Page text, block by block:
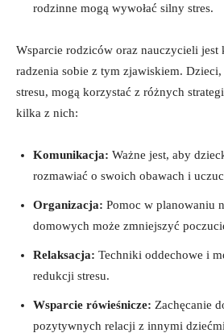
rodzinne mogą wywołać silny stres.
Wsparcie rodziców oraz nauczycieli ‍jest
radzenia sobie z tym ‍zjawiskiem.
stresu, mogą korzystać z różnych
kilka z ‍nich:
Komunikacja: ⁢Ważne jest, aby
rozmawiać o swoich obawach i
Organizacja: Pomoc w planowaniu
domowych może zmniejszyć
Relaksacja: Techniki oddechowe i
redukcji stresu.
Wsparcie rówieśnicze: ⁣Zachęcanie
pozytywnych relacji z innymi